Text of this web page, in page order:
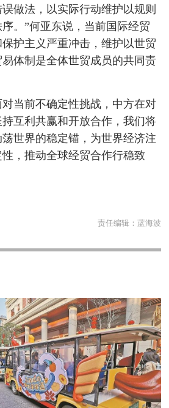
做法，以实际行动维护以规则
。”何亚东说，当前国际经贸
护主义严重冲击，维护以世贸
体制是全体世贸成员的共同责
当前不确定性挑战，中方在对
互利共赢和开放合作，我们将
世界的稳定锚，为世界经济注
，推动全球经贸合作行稳致
责任编辑： 蓝海波